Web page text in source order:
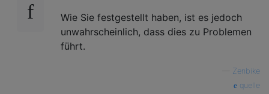
Wie Sie festgestellt haben, ist es jedoch
unwahrscheinlich, dass dies zu Problemen
führt.
Zenbike
quelle